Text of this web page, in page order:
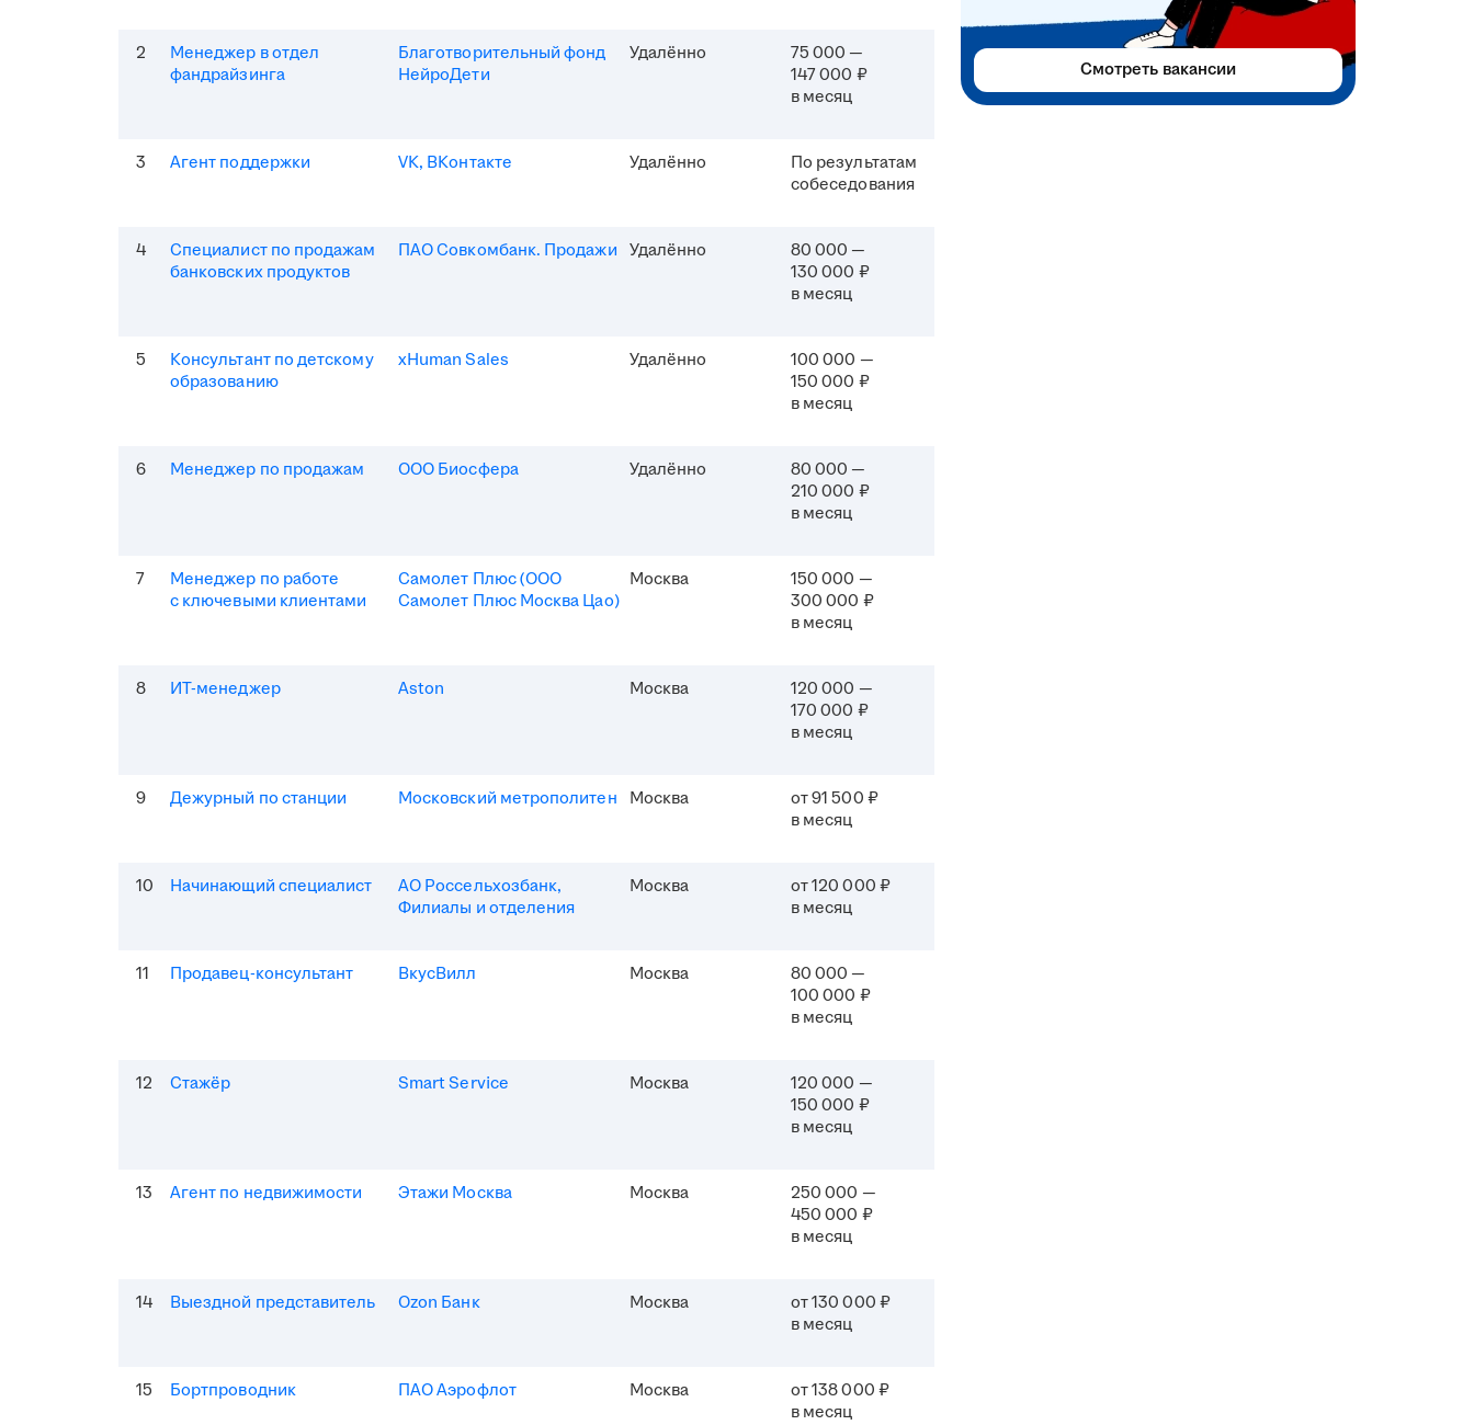
2
Менеджер в отдел
фандрайзинга
Благотворительный фонд
НейроДети
Удалённо
75 000 —
147 000 ₽
в месяц
3 Агент поддержки VK, ВКонтакте Удалённо
По результатам
собеседования
4
Специалист по продажам
банковских продуктов
ПАО Совкомбанк. Продажи Удалённо
80 000 —
130 000 ₽
в месяц
5
Консультант по детскому
образованию
xHuman Sales Удалённо
100 000 —
150 000 ₽
в месяц
6 Менеджер по продажам ООО Биосфера Удалённо
80 000 —
210 000 ₽
в месяц
7
Менеджер по работе
с ключевыми клиентами
Самолет Плюс (ООО
Самолет Плюс Москва Цао)
Москва
150 000 —
300 000 ₽
в месяц
8 ИТ-менеджер Aston Москва
120 000 —
170 000 ₽
в месяц
9 Дежурный по станции Московский метрополитен Москва
от 91 500 ₽
в месяц
10 Начинающий специалист
АО Россельхозбанк,
Филиалы и отделения
Москва
от 120 000 ₽
в месяц
11 Продавец-консультант ВкусВилл Москва
80 000 —
100 000 ₽
в месяц
12 Стажёр Smart Service Москва
120 000 —
150 000 ₽
в месяц
13 Агент по недвижимости Этажи Москва Москва
250 000 —
450 000 ₽
в месяц
14 Выездной представитель Ozon Банк Москва
от 130 000 ₽
в месяц
15 Бортпроводник ПАО Аэрофлот Москва
от 138 000 ₽
в месяц
Смотреть вакансии